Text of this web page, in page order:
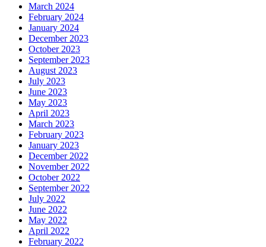
March 2024
February 2024
January 2024
December 2023
October 2023
September 2023
August 2023
July 2023
June 2023
May 2023
April 2023
March 2023
February 2023
January 2023
December 2022
November 2022
October 2022
September 2022
July 2022
June 2022
May 2022
April 2022
February 2022